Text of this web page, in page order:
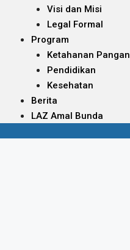
Visi dan Misi
Legal Formal
Program
Ketahanan Pangan
Pendidikan
Kesehatan
Berita
LAZ Amal Bunda